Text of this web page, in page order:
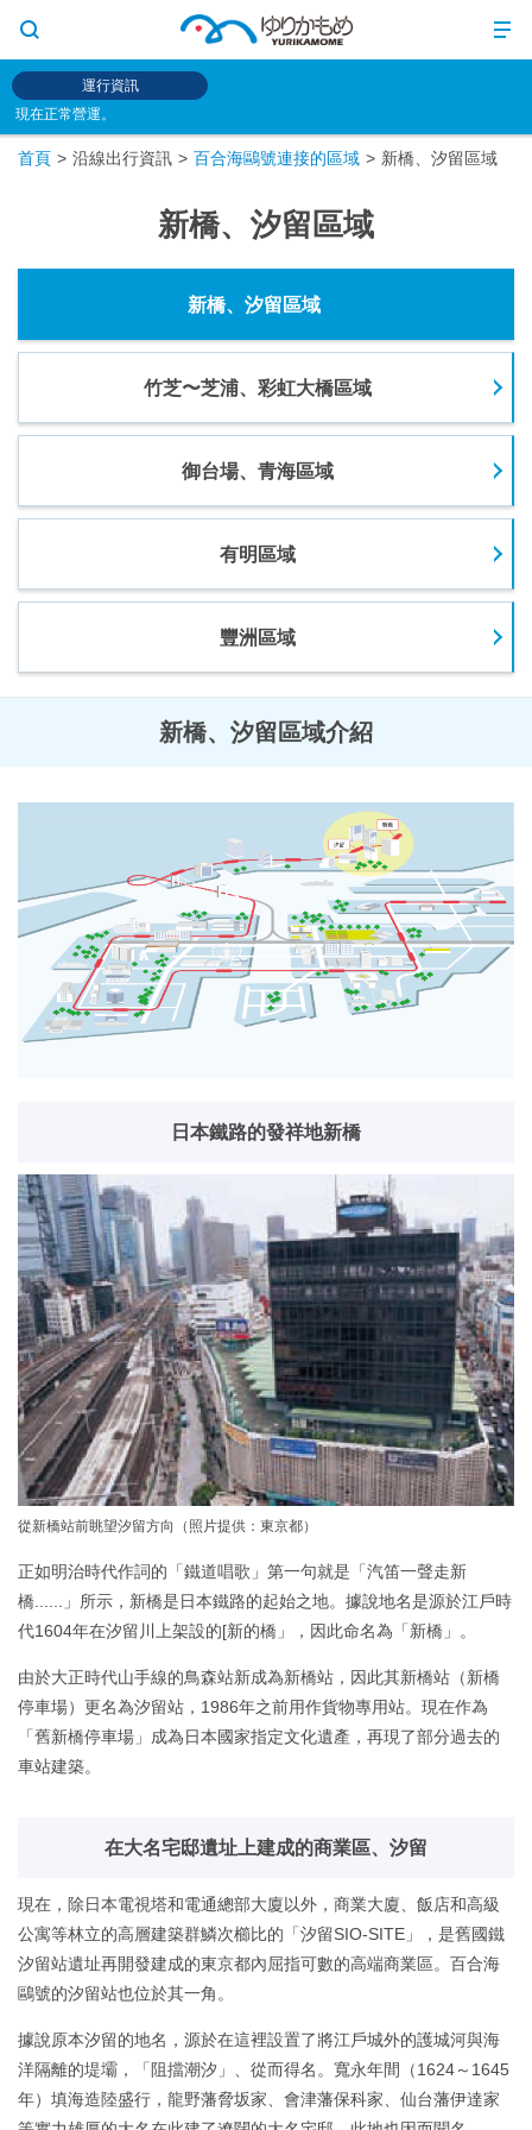
運行資訊
現在正常營運。
首頁 沿線出行資訊 百合海鷗號連接的區域 新橋、汐留區域
新橋、汐留區域
新橋、汐留區域
竹芝〜芝浦、彩虹大橋區域
御台場、青海區域
有明區域
豐洲區域
新橋、汐留區域介紹
日本鐵路的發祥地新橋
從新橋站前眺望汐留方向（照片提供：東京都）
正如明治時代作詞的「鐵道唱歌」第一句就是「汽笛一聲走新
橋......」所示，新橋是日本鐵路的起始之地。據說地名是源於江戶時
代1604年在汐留川上架設的[新的橋」，因此命名為「新橋」。
由於大正時代山手線的鳥森站新成為新橋站，因此其新橋站（新橋
停車場）更名為汐留站，1986年之前用作貨物專用站。現在作為
「舊新橋停車場」成為日本國家指定文化遺產，再現了部分過去的
車站建築。
在大名宅邸遺址上建成的商業區、汐留
現在，除日本電視塔和電通總部大廈以外，商業大廈、飯店和高級
公寓等林立的高層建築群鱗次櫛比的「汐留SIO-SITE」，是舊國鐵
汐留站遺址再開發建成的東京都內屈指可數的高端商業區。百合海
鷗號的汐留站也位於其一角。
據說原本汐留的地名，源於在這裡設置了將江戶城外的護城河與海
洋隔離的堤壩，「阻擋潮汐」、從而得名。寬永年間（1624～1645
年）填海造陸盛行，龍野藩脅坂家、會津藩保科家、仙台藩伊達家